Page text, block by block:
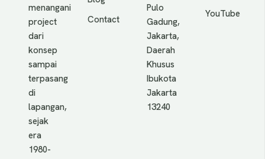
menangani
project
dari
konsep
sampai
terpasang
di
lapangan,
sejak
era
1980-
Contact
Pulo
Gadung,
Jakarta,
Daerah
Khusus
Ibukota
Jakarta
13240
YouTube